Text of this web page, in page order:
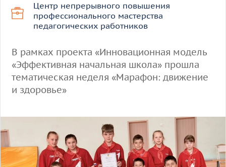
Центр непрерывного повышения
профессионального мастерства
педагогических работников
В рамках проекта «Инновационная модель
«Эффективная начальная школа» прошла
тематическая неделя «Марафон: движение
и здоровье»